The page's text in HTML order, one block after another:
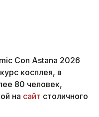
Con Astana 2026
косплея, в
80 человек,
на сайт столичного